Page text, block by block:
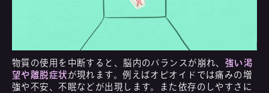
物質の使用を中断すると、脳内のバランスが崩れ、 強い渇
望や離脱症状 が現れます。例えばオピオイドでは痛みの増
強や不安、不眠などが出現します。また依存のしやすさに